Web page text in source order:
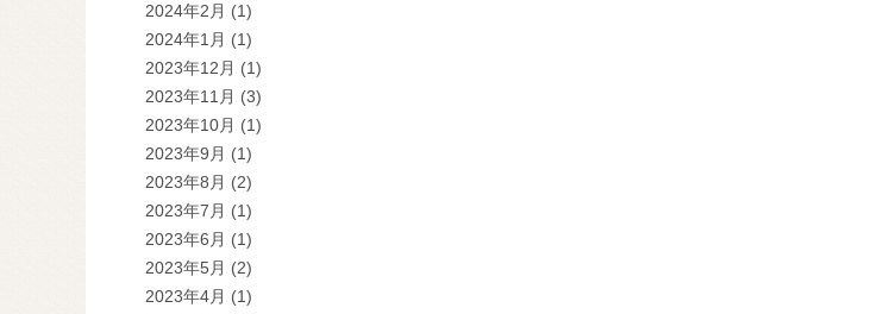
2024年2月 (1)
2024年1月 (1)
2023年12月 (1)
2023年11月 (3)
2023年10月 (1)
2023年9月 (1)
2023年8月 (2)
2023年7月 (1)
2023年6月 (1)
2023年5月 (2)
2023年4月 (1)